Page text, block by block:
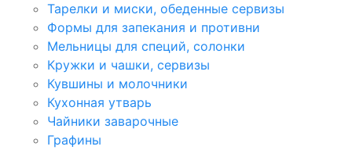
Тарелки и миски, обеденные сервизы
Формы для запекания и противни
Мельницы для специй, солонки
Кружки и чашки, сервизы
Кувшины и молочники
Кухонная утварь
Чайники заварочные
Графины